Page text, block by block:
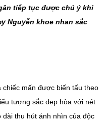
tiếp tục được chú ý khi
Nguyễn khoe nhan sắc
mấn được biến tấu theo
tượng sắc đẹp hòa với nét
thu hút ánh nhìn của độc